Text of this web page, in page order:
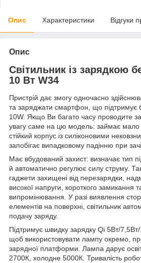
Опис Характеристики Відгуки
Опис
Світильник із зарядкою
10 Вт W34
Пристрій дає змогу одночасно
та заряджати смартфон, що підтримує
10W. Якщо Ви багато часу проводите
увагу саме на цю модель: займає
стійкий корпус із силіконовими
запобігає випадковому падінню при
Має вбудований захист: визначає тип
й автоматично регулює силу струму.
гаджети захищені від перезарядки,
високої напруги, короткого замикання
випромінювання. У разі виявлення
елементів на поверхні, світильник
подачу заряду.
Підтримує швидку зарядку Qi 5Вт/
щоб використовувати лампу окремо,
зарядної платформи. Лампа дарує
2700К, холодне 5000К. Тривалість